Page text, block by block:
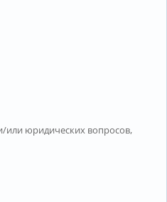
или юридических вопросов,